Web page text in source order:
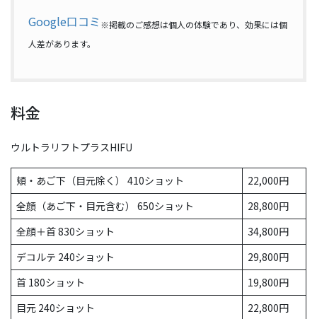
Google口コミ ※掲載のご感想は個人の体験であり、効果には個
人差があります。
料金
ウルトラリフトプラスHIFU
頬・あご下（目元除く） 410ショット
22,000円
全顔（あご下・目元含む） 650ショット
28,800円
全顔＋首 830ショット
34,800円
デコルテ 240ショット
29,800円
首 180ショット
19,800円
目元 240ショット
22,800円